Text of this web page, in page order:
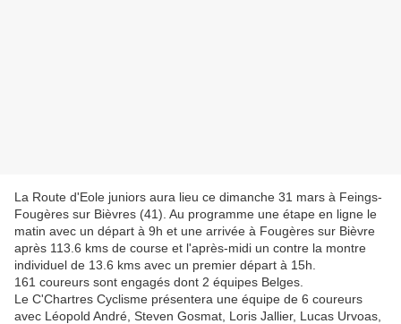
La Route d'Eole juniors aura lieu ce dimanche 31 mars à Feings-
Fougères sur Bièvres (41). Au programme une étape en ligne le
matin avec un départ à 9h et une arrivée à Fougères sur Bièvre
après 113.6 kms de course et l'après-midi un contre la montre
individuel de 13.6 kms avec un premier départ à 15h.
161 coureurs sont engagés dont 2 équipes Belges.
Le C'Chartres Cyclisme présentera une équipe de 6 coureurs
avec Léopold André, Steven Gosmat, Loris Jallier, Lucas Urvoas,